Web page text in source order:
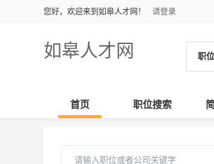
您好，欢迎来到如皋人才网！ 请登录
如皋人才网 职位
首页 职位搜索